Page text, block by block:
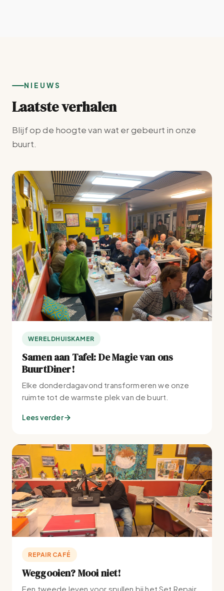
NIEUWS
Laatste verhalen
Blijf op de hoogte van wat er gebeurt in onze
buurt.
WERELDHUISKAMER
Samen aan Tafel: De Magie van ons
BuurtDiner!
Elke donderdagavond transformeren we onze
ruimte tot de warmste plek van de buurt.
Lees verder
REPAIR CAFÉ
Weggooien? Mooi niet!
Een tweede leven voor spullen bij het Set Repair